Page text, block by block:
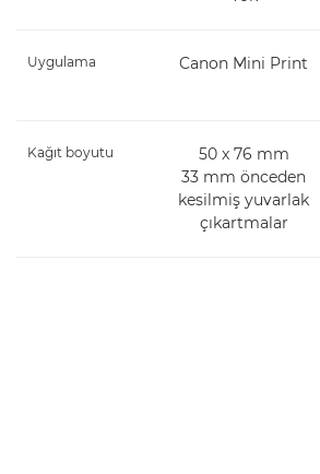
Uygulama Canon Mini Print
Kağıt boyutu
50 x 76 mm
33 mm önceden
kesilmiş yuvarlak
çıkartmalar